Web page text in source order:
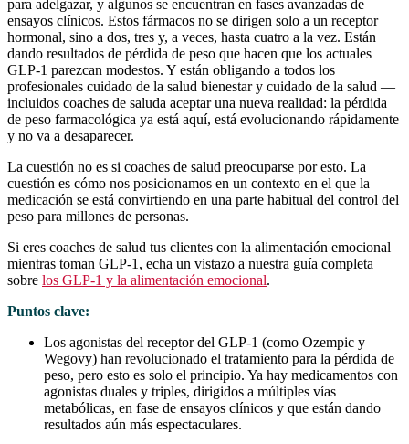
para adelgazar, y algunos se encuentran en fases avanzadas de
ensayos clínicos. Estos fármacos no se dirigen solo a un receptor
hormonal, sino a dos, tres y, a veces, hasta cuatro a la vez. Están
dando resultados de pérdida de peso que hacen que los actuales
GLP-1 parezcan modestos. Y están obligando a todos los
profesionales cuidado de la salud bienestar y cuidado de la salud —
incluidos coaches de saluda aceptar una nueva realidad: la pérdida
de peso farmacológica ya está aquí, está evolucionando rápidamente
y no va a desaparecer.
La cuestión no es si coaches de salud preocuparse por esto. La
cuestión es cómo nos posicionamos en un contexto en el que la
medicación se está convirtiendo en una parte habitual del control del
peso para millones de personas.
Si eres coaches de salud tus clientes con la alimentación emocional
mientras toman GLP-1, echa un vistazo a nuestra guía completa
sobre los GLP-1 y la alimentación emocional.
Puntos clave:
Los agonistas del receptor del GLP-1 (como Ozempic y
Wegovy) han revolucionado el tratamiento para la pérdida de
peso, pero esto es solo el principio. Ya hay medicamentos con
agonistas duales y triples, dirigidos a múltiples vías
metabólicas, en fase de ensayos clínicos y que están dando
resultados aún más espectaculares.